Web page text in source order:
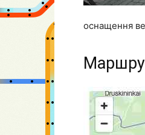
оснащення